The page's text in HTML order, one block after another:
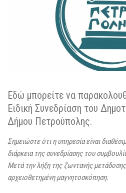
Εδώ μπορείτε να
Ειδική Συνεδρίαση του
Δήμου Πετρούπολης.
Σημειώστε ότι η υπηρεσία είναι
διάρκεια της συνεδρίασης του
Μετά την λήξη της ζωντανής
αρχειοθετημένη μαγνητοσκόπηση.